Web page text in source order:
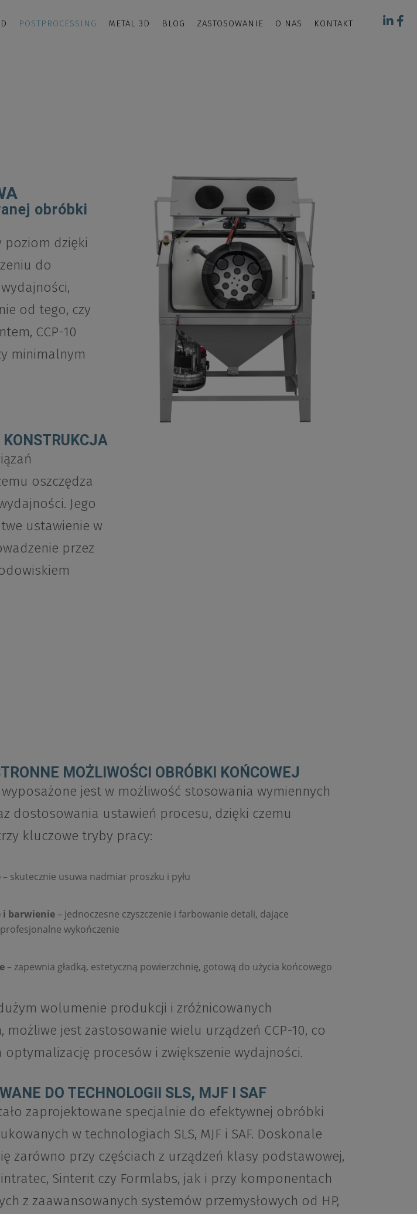
POSTPROCESSING METAL 3D BLOG ZASTOSOWANIE O NAS KONTAKT
obróbki
poziom dzięki
do
od tego, czy
CCP-10
minimalnym
oszczędza
Jego
ustawienie w
przez
MOŻLIWOŚCI OBRÓBKI KOŃCOWEJ
wyposażone jest w możliwość stosowania wymiennych
dostosowania ustawień procesu, dzięki czemu
kluczowe tryby pracy:
– skutecznie usuwa nadmiar proszku i pyłu
i barwienie– jednoczesne czyszczenie i farbowanie detali, dające
wykończenie
– zapewnia gładką, estetyczną powierzchnię, gotową do użycia końcowego
wolumenie produkcji i zróżnicowanych
możliwe jest zastosowanie wielu urządzeń CCP-10, co
optymalizację procesów i zwiększenie wydajności.
DO TECHNOLOGII SLS, MJF I SAF
zaprojektowane specjalnie do efektywnej obróbki
w technologiach SLS, MJF i SAF. Doskonale
zarówno przy częściach z urządzeń klasy podstawowej,
Sinterit czy Formlabs, jak i przy komponentach
z zaawansowanych systemów przemysłowych od HP,